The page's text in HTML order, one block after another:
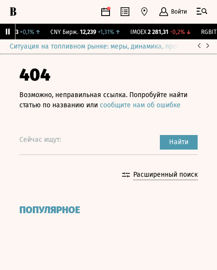
Войти
+0,1% ↑ CNY Бирж. 12,239 +1,31% ↑ IMOEX 2 281,31 -0,2%↓ RGBITR
Ситуация на топливном рынке: меры, динамика, прогнозы
404
Возможно, неправильная ссылка. Попробуйте найти
статью по названию или сообщите нам об ошибке
Сейчас ищут: Найти
Расширенный поиск
ПОПУЛЯРНОЕ